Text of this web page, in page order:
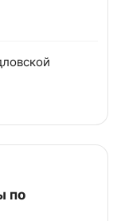
по